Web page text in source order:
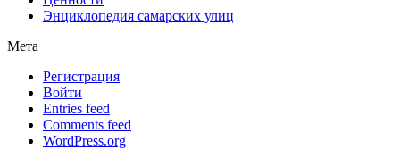
Энциклопедия самарских улиц
Мета
Регистрация
Войти
Entries feed
Comments feed
WordPress.org